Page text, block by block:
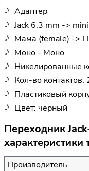
Адаптер
Jack 6.3 mm ->
Мама (female) ->
Моно - Моно
Никелированные
Кол-во контактов:
Пластиковый
Цвет: черный
Переходник
характеристики
Производитель